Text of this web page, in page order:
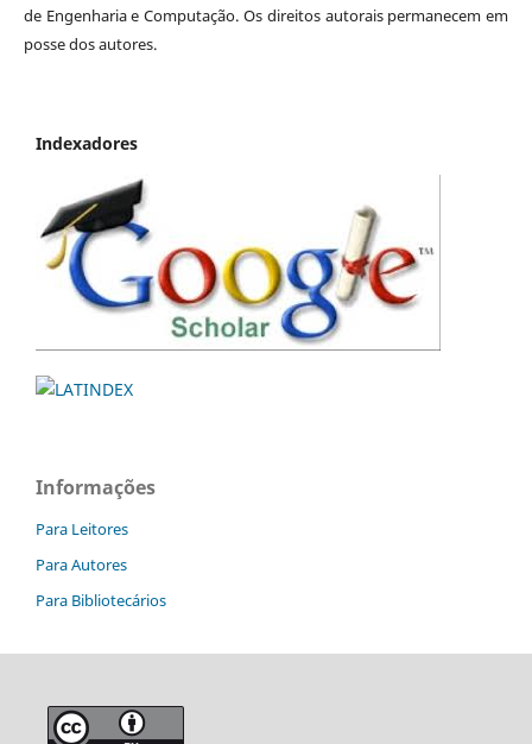
de Engenharia e Computação. Os direitos autorais permanecem em
posse dos autores.
Indexadores
Informações
Para Leitores
Para Autores
Para Bibliotecários